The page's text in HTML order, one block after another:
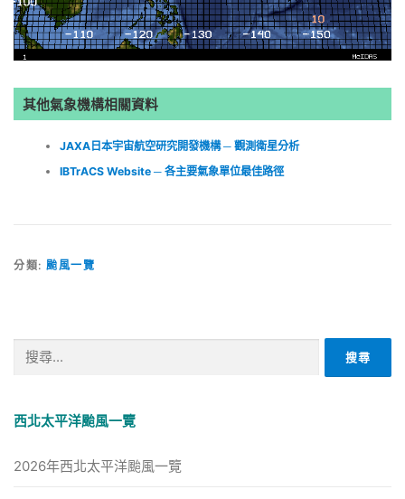
其他氣象機構相關資料
JAXA日本宇宙航空研究開發機構 ─ 觀測衛星分析
IBTrACS Website ─ 各主要氣象單位最佳路徑
分類: 颱風一覽
字:
西北太平洋颱風一覽
2026年西北太平洋颱風一覽